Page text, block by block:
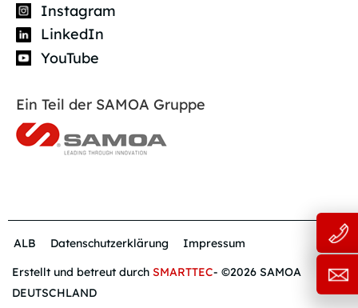
Instagram
LinkedIn
YouTube
Ein Teil der SAMOA Gruppe
ALB Datenschutzerklärung
Impressum
Erstellt und betreut durch SMARTTEC- ©2026 SAMOA
DEUTSCHLAND